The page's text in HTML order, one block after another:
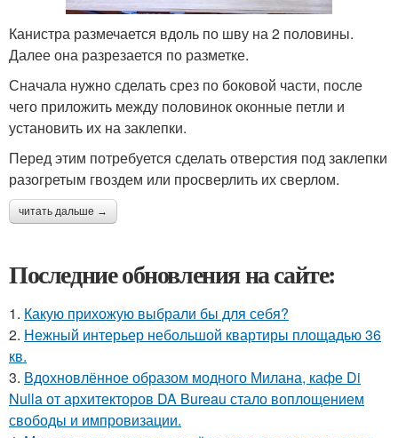
Канистра размечается вдоль по шву на 2 половины.
Далее она разрезается по разметке.
Сначала нужно сделать срез по боковой части, после
чего приложить между половинок оконные петли и
установить их на заклепки.
Перед этим потребуется сделать отверстия под заклепки
разогретым гвоздем или просверлить их сверлом.
читать дальше →
Последние обновления на сайте:
1. Какую прихожую выбрали бы для себя?
2. Нежный интерьер небольшой квартиры площадью 36
кв.
3. Вдохновлённое образом модного Милана, кафе Di
Nulla от архитекторов DA Bureau стало воплощением
свободы и импровизации.